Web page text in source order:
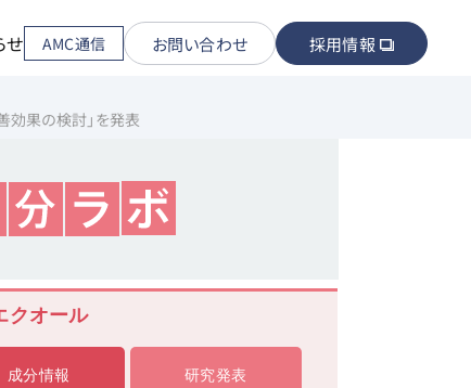
せ AMC通信 お問い合わせ 採用情報
効果の検討」を発表
クオール
成分情報 研究発表